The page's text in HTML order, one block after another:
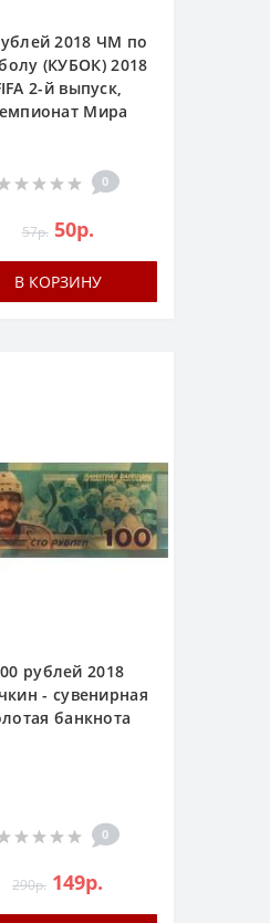
2018 ЧМ по
(КУБОК) 2018
2-й выпуск,
Мира
0
57р. 50р.
В КОРЗИНУ
рублей 2018
- сувенирная
банкнота
0
290р. 149р.